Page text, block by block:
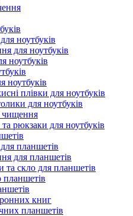
ноутбуків
для ноутбуків
ноутбуків
ноутбуків
плівки для ноутбуків
для ноутбуків
чищення
рюкзаки для ноутбуків
планшетів
для планшетів
та скло для планшетів
планшетів
книг
планшетів